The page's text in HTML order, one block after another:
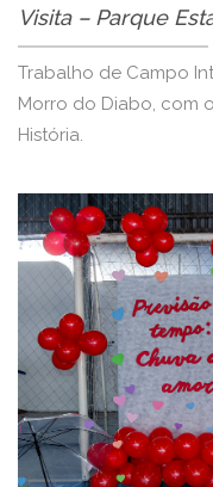
Visita – Parque
Trabalho de Campo
Morro do Diabo, com
História.